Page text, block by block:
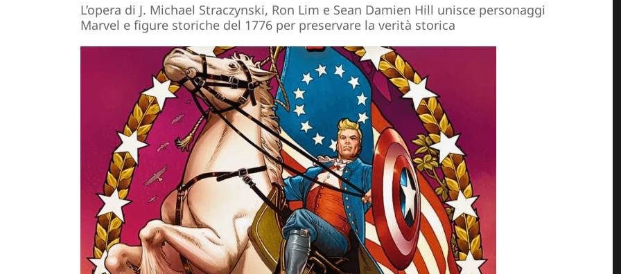
L’opera di J. Michael Straczynski, Ron Lim e Sean Damien Hill unisce personaggi
Marvel e figure storiche del 1776 per preservare la verità storica